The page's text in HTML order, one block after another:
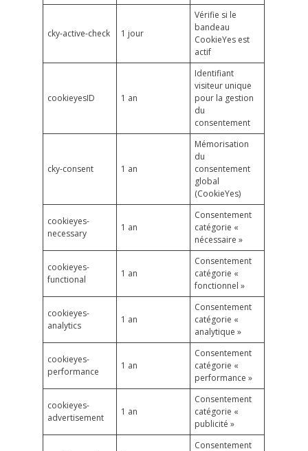
cky-active-check 1 jour
Vérifie si le
bandeau
CookieYes est
actif
cookieyesID 1 an
Identifiant
visiteur unique
pour la gestion
du
consentement
cky-consent 1 an
Mémorisation
du
consentement
global
(CookieYes)
cookieyes-
necessary
1 an
Consentement
catégorie «
nécessaire »
cookieyes-
functional
1 an
Consentement
catégorie «
fonctionnel »
cookieyes-
analytics
1 an
Consentement
catégorie «
analytique »
cookieyes-
performance
1 an
Consentement
catégorie «
performance »
cookieyes-
advertisement
1 an
Consentement
catégorie «
publicité »
Consentement